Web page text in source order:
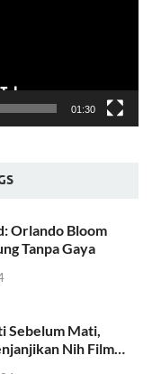
01:30
Orlando Bloom
Tanpa Gaya
Sebelum Mati,
Nih Film…